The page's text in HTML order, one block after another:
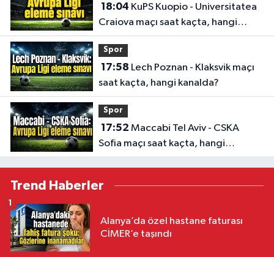
18:04
Craiova maçı saat kaçta, hangi
kanalda?
Spor
17:58
saat kaçta, hangi kanalda?
Spor
17:52
Sofia maçı saat kaçta, hangi
kanalda?
Trend Haberler
Alanya’da özel hastane faturası
CİMER’e taşındı
1